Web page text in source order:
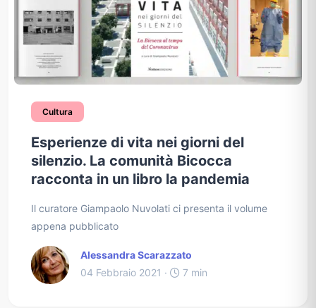
Cultura
Esperienze di vita nei giorni del
silenzio. La comunità Bicocca
racconta in un libro la pandemia
Il curatore Giampaolo Nuvolati ci presenta il volume
appena pubblicato
Alessandra Scarazzato
04 Febbraio 2021 ·
7 min